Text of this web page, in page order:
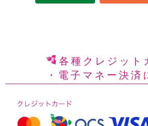
各種クレジット
・電子マネー決済